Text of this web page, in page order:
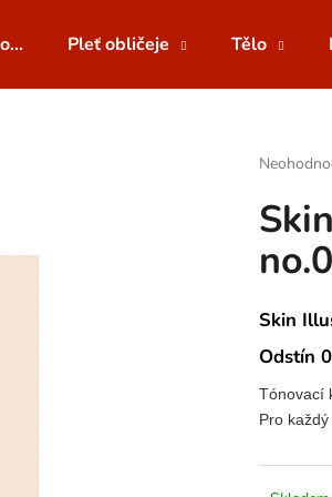
Pleť obličeje Tělo
Průměrné
produktu
je
z
hvězdiček.
Skin
Odstín
Tónovací
Pro
HLEDAT